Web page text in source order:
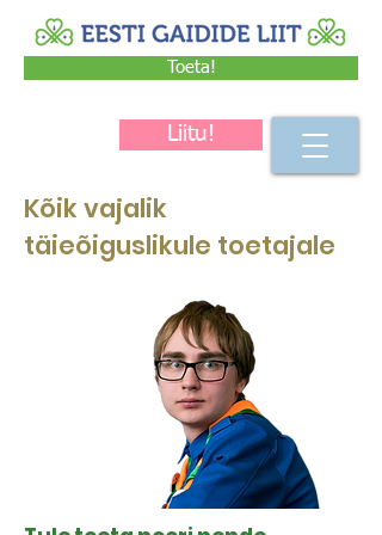
Toeta!
Liitu!
Kõik vajalik
täieõiguslikule toetajale